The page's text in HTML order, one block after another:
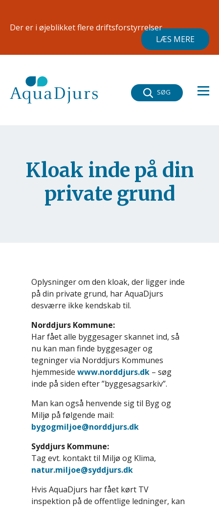
Der er i øjeblikket flere driftsforstyrrelser
LÆS MERE
SØG
Kloak inde på din
private grund
Oplysninger om den kloak, der ligger inde
på din private grund, har AquaDjurs
desværre ikke kendskab til.
Norddjurs Kommune:
Har fået alle byggesager skannet ind, så
nu kan man finde byggesager og
tegninger via Norddjurs Kommunes
hjemmeside www.norddjurs.dk – søg
inde på siden efter ”byggesagsarkiv”.
Man kan også henvende sig til Byg og
Miljø på følgende mail:
bygogmiljoe@norddjurs.dk
Syddjurs Kommune:
Tag evt. kontakt til Miljø og Klima,
natur.miljoe@syddjurs.dk
Hvis AquaDjurs har fået kørt TV
inspektion på de offentlige ledninger, kan